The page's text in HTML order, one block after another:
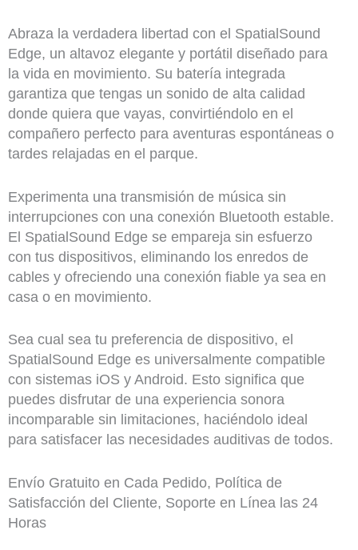
Abraza la verdadera libertad con el SpatialSound
Edge, un altavoz elegante y portátil diseñado para
la vida en movimiento. Su batería integrada
garantiza que tengas un sonido de alta calidad
donde quiera que vayas, convirtiéndolo en el
compañero perfecto para aventuras espontáneas o
tardes relajadas en el parque.
Experimenta una transmisión de música sin
interrupciones con una conexión Bluetooth estable.
El SpatialSound Edge se empareja sin esfuerzo
con tus dispositivos, eliminando los enredos de
cables y ofreciendo una conexión fiable ya sea en
casa o en movimiento.
Sea cual sea tu preferencia de dispositivo, el
SpatialSound Edge es universalmente compatible
con sistemas iOS y Android. Esto significa que
puedes disfrutar de una experiencia sonora
incomparable sin limitaciones, haciéndolo ideal
para satisfacer las necesidades auditivas de todos.
Envío Gratuito en Cada Pedido, Política de
Satisfacción del Cliente, Soporte en Línea las 24
Horas